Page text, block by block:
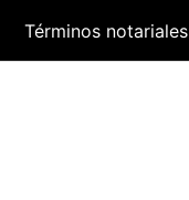
Términos notariales